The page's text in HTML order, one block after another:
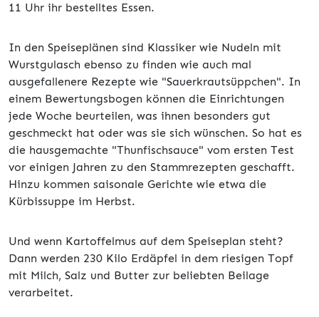
11 Uhr ihr bestelltes Essen.
In den Speiseplänen sind Klassiker wie Nudeln mit
Wurstgulasch ebenso zu finden wie auch mal
ausgefallenere Rezepte wie "Sauerkrautsüppchen". In
einem Bewertungsbogen können die Einrichtungen
jede Woche beurteilen, was ihnen besonders gut
geschmeckt hat oder was sie sich wünschen. So hat es
die hausgemachte "Thunfischsauce" vom ersten Test
vor einigen Jahren zu den Stammrezepten geschafft.
Hinzu kommen saisonale Gerichte wie etwa die
Kürbissuppe im Herbst.
Und wenn Kartoffelmus auf dem Speiseplan steht?
Dann werden 230 Kilo Erdäpfel in dem riesigen Topf
mit Milch, Salz und Butter zur beliebten Beilage
verarbeitet.